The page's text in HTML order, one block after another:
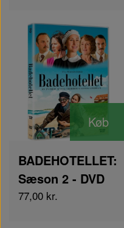
Køb
BADEHOTELLET:
Sæson 2 - DVD
77,00 kr.